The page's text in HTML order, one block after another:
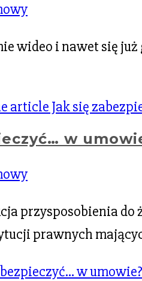
wideo i nawet się
w
przysposobienia
prawnych
w umowie?